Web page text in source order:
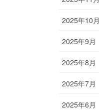
2025年10月
2025年9月
2025年8月
2025年7月
2025年6月